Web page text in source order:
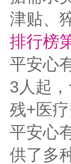
津贴、
排行榜
平安心
3人起
残+医
平安心
供了多